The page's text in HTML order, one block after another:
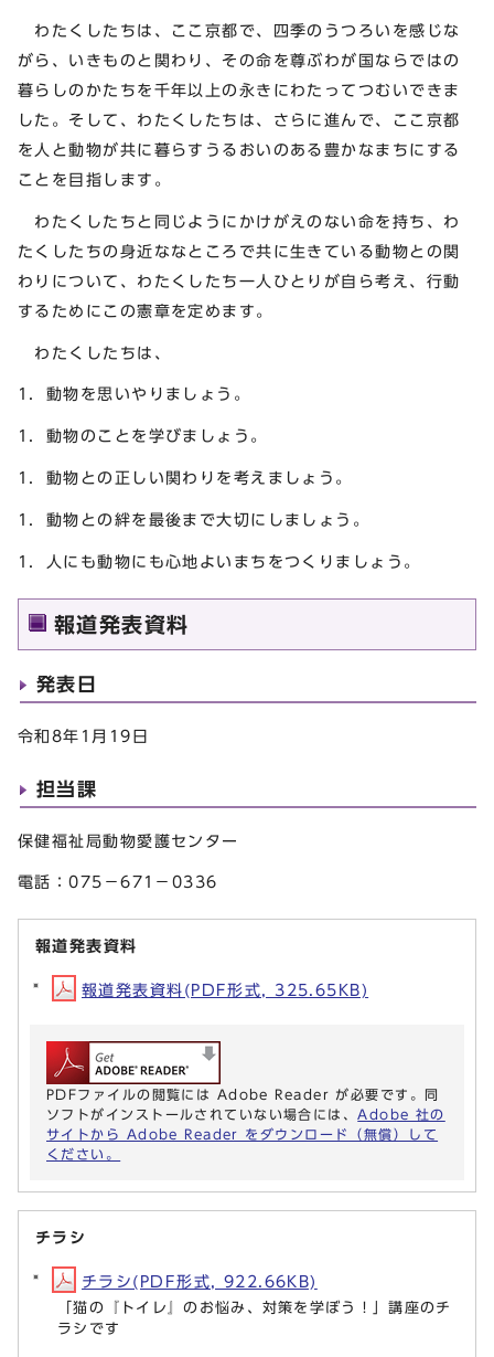
わたくしたちは、ここ京都で、四季のうつろいを感じな
がら、いきものと関わり、その命を尊ぶわが国ならではの
暮らしのかたちを千年以上の永きにわたってつむいできま
した。そして、わたくしたちは、さらに進んで、ここ京都
を人と動物が共に暮らすうるおいのある豊かなまちにする
ことを目指します。
わたくしたちと同じようにかけがえのない命を持ち、わ
たくしたちの身近ななところで共に生きている動物との関
わりについて、わたくしたち一人ひとりが自ら考え、行動
するためにこの憲章を定めます。
わたくしたちは、
1．動物を思いやりましょう。
1．動物のことを学びましょう。
1．動物との正しい関わりを考えましょう。
1．動物との絆を最後まで大切にしましょう。
1．人にも動物にも心地よいまちをつくりましょう。
報道発表資料
発表日
令和8年1月19日
担当課
保健福祉局動物愛護センター
電話：075－671－0336
報道発表資料
報道発表資料(PDF形式, 325.65KB)
PDFファイルの閲覧には Adobe Reader が必要です。同
ソフトがインストールされていない場合には、 Adobe 社の
サイトから Adobe Reader をダウンロード（無償）して
ください。
チラシ
チラシ(PDF形式, 922.66KB)
「猫の『トイレ』のお悩み、対策を学ぼう！」講座のチ
ラシです